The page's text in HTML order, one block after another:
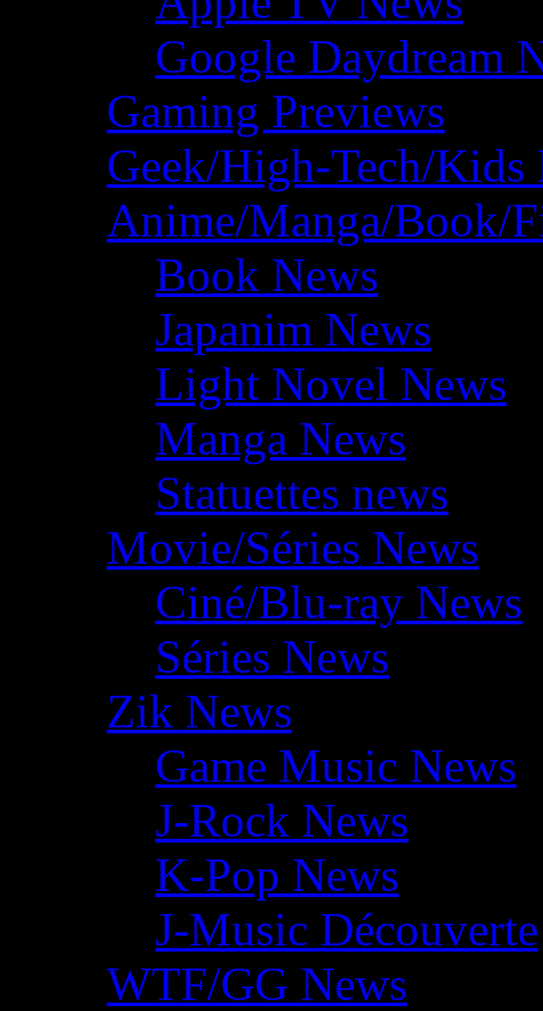
Google Daydream
Gaming Previews
Geek/High-Tech/Kids
Anime/Manga/Book/
Book News
Japanim News
Light Novel News
Manga News
Statuettes news
Movie/Séries News
Ciné/Blu-ray News
Séries News
Zik News
Game Music News
J-Rock News
K-Pop News
J-Music Découverte
WTF/GG News